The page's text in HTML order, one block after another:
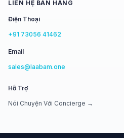
LIÊN HỆ BÁN HÀNG
Điện Thoại
+91 73056 41462
Email
sales@laabam.one
Hỗ Trợ
Nói Chuyện Với Concierge →